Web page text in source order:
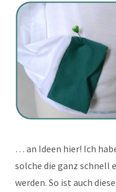
… an Ideen hier! Ich
solche die ganz schnell
werden. So ist auch